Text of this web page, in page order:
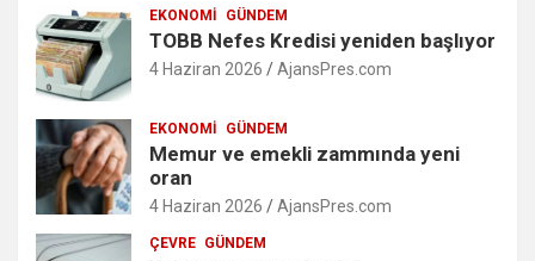
EKONOMI GÜNDEM
TOBB Nefes Kredisi yeniden başlıyor
4 Haziran 2026 AjansPres.com
EKONOMI GÜNDEM
Memur ve emekli zammında yeni
oran
4 Haziran 2026 AjansPres.com
ÇEVRE GÜNDEM